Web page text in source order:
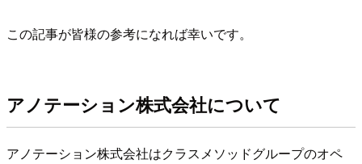
この記事が皆様の参考になれば幸いです。
アノテーション株式会社について
アノテーション株式会社はクラスメソッドグループのオペ